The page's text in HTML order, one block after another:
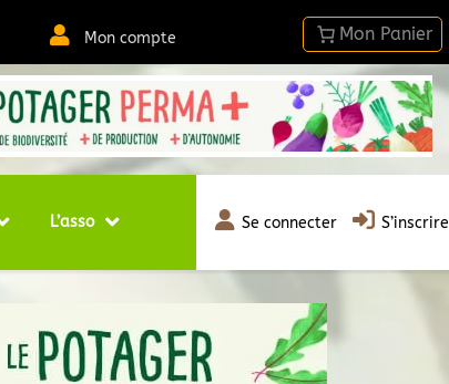
Mon compte
L’asso Se connecter S’inscrire